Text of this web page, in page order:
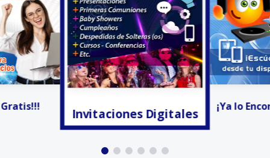
Digitales ¡Ya lo Encontré! - Radio